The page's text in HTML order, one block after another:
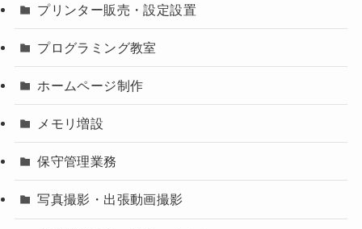
プリンター販売・設定設置
プログラミング教室
ホームページ制作
メモリ増設
保守管理業務
写真撮影・出張動画撮影